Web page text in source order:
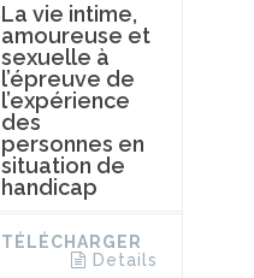
La vie intime,
amoureuse et
sexuelle à
l’épreuve de
l’expérience
des
personnes en
situation de
handicap
TÉLÉCHARGER
Details